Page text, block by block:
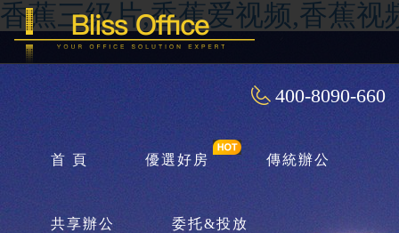
香蕉三级片,香蕉爱视频,香蕉视
400-8090-660
首 頁 優選好房 傳統辦公
共享辦公 委托&投放